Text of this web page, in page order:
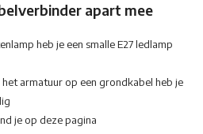
apart mee
heb je een smalle E27 ledlamp
armatuur op een grondkabel heb je
je op deze pagina